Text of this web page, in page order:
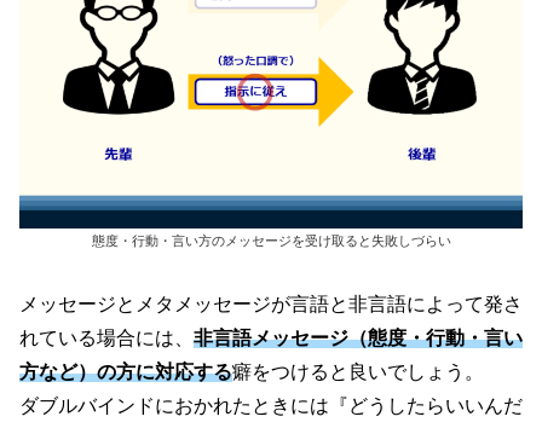
態度・行動・言い方のメッセージを受け取ると失敗しづらい
メッセージとメタメッセージが言語と非言語によって発さ
れている場合には、 非言語メッセージ（態度・行動・言い
方など）の方に対応する癖をつけると良いでしょう。
ダブルバインドにおかれたときには『どうしたらいいんだ